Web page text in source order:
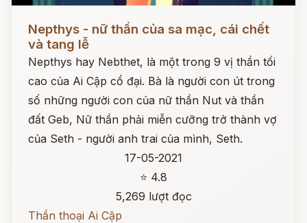
Nepthys - nữ thần của sa mạc, cái chết
và tang lễ
Nepthys hay Nebthet, là một trong 9 vị thần tối
cao của Ai Cập cổ đại. Bà là người con út trong
số những người con của nữ thần Nut và thần
đất Geb, Nữ thần phải miễn cưỡng trở thành vợ
của Seth - người anh trai của mình, Seth.
17-05-2021
⭐ 4.8
5,269 lượt đọc
Thần thoại Ai Cập